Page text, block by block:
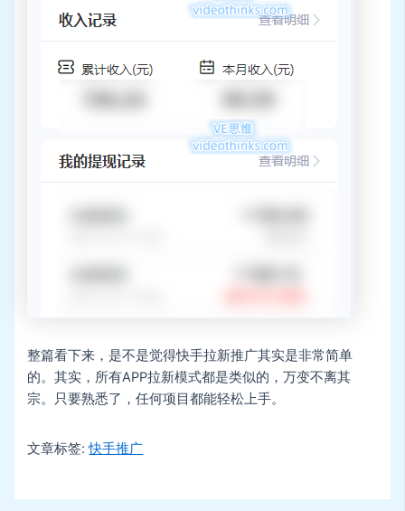
整篇看下来，是不是觉得快手拉新推广其实是非常简单
的。其实，所有APP拉新模式都是类似的，万变不离其
宗。只要熟悉了，任何项目都能轻松上手。
文章标签:快手推广